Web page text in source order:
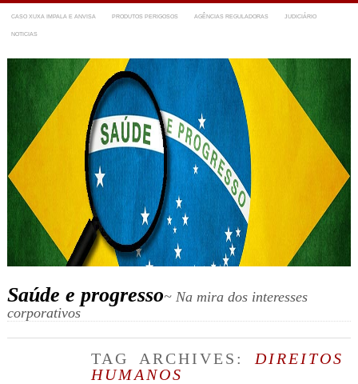
CASO XUXA IMPALA E ANVISA PRODUTOS PERIGOSOS AGÊNCIAS REGULADORAS JUDICIÁRIO
NOTICIAS
Saúde e progresso~ Na mira dos interesses
corporativos
TAG ARCHIVES: DIREITOS
HUMANOS